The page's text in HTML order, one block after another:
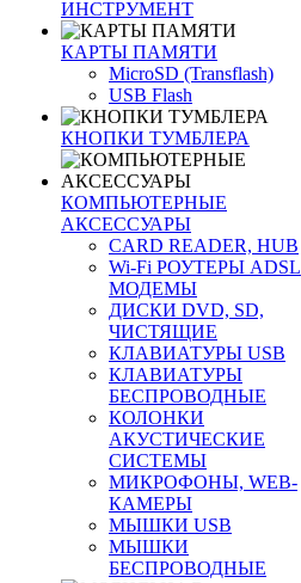
ИНСТРУМЕНТ
КАРТЫ ПАМЯТИ
MicroSD (Transflash)
USB Flash
КНОПКИ ТУМБЛЕРА
КОМПЬЮТЕРНЫЕ
АКСЕССУАРЫ
CARD READER, HUB
Wi-Fi РОУТЕРЫ ADSL
МОДЕМЫ
ДИСКИ DVD, SD,
ЧИСТЯЩИЕ
КЛАВИАТУРЫ USB
КЛАВИАТУРЫ
БЕСПРОВОДНЫЕ
КОЛОНКИ
АКУСТИЧЕСКИЕ
СИСТЕМЫ
МИКРОФОНЫ, WEB-
КАМЕРЫ
МЫШКИ USB
МЫШКИ
БЕСПРОВОДНЫЕ